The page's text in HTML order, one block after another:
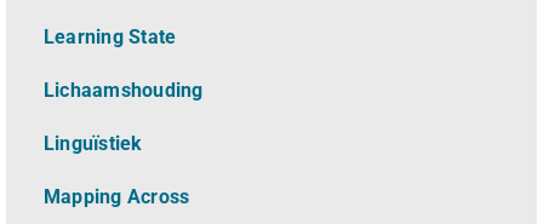
Learning State
Lichaamshouding
Linguïstiek
Mapping Across